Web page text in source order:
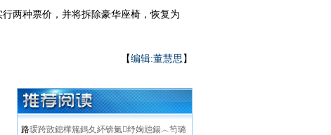
两种票价，并将拆除豪华座椅，恢复为
【编辑:董慧思 】
路瑗跨敳鎴樺箷鎷夊紑锛氭纾婅兘鍚︿笉璐